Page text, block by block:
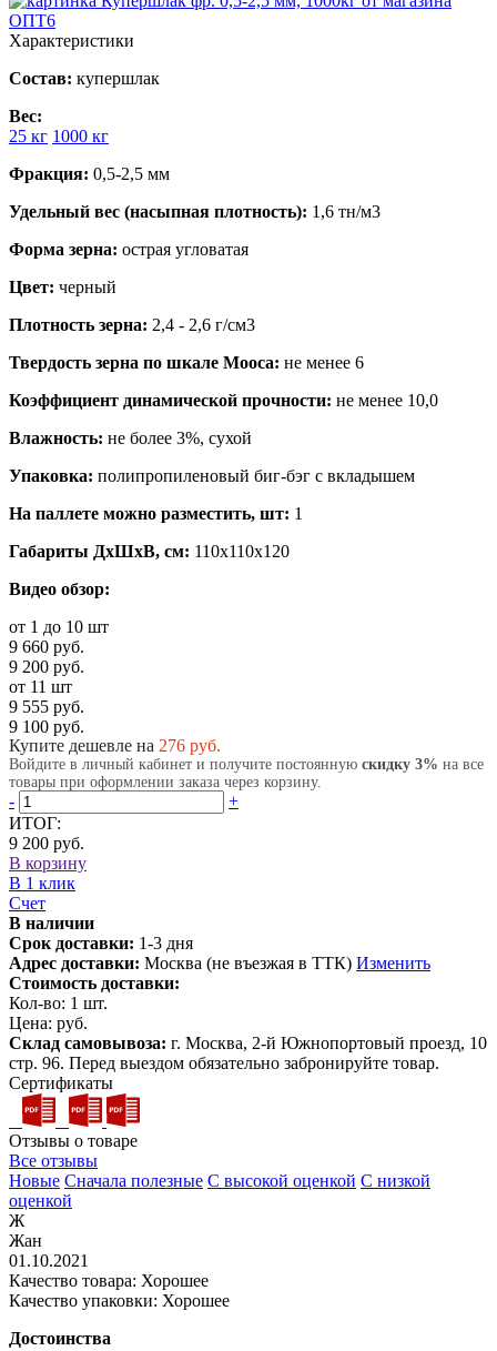
Характеристики
Состав: купершлак
Вес:
25 кг 1000 кг
Фракция: 0,5-2,5 мм
Удельный вес (насыпная плотность): 1,6 тн/м3
Форма зерна: острая угловатая
Цвет: черный
Плотность зерна: 2,4 - 2,6 г/см3
Твердость зерна по шкале Мооса: не менее 6
Коэффициент динамической прочности: не менее 10,0
Влажность: не более 3%, сухой
Упаковка: полипропиленовый биг-бэг с вкладышем
На паллете можно разместить, шт: 1
Габариты ДхШхВ, см: 110x110x120
Видео обзор:
от 1 до 10 шт
9 660 руб.
9 200 руб.
от 11 шт
9 555 руб.
9 100 руб.
Купите дешевле на 276 руб.
Войдите в личный кабинет и получите постоянную скидку 3% на все
товары при оформлении заказа через корзину.
-
+
ИТОГ:
9 200 руб.
В корзину
В 1 клик
Счет
В наличии
Срок доставки: 1-3 дня
Адрес доставки: Москва (не въезжая в ТТК) Изменить
Стоимость доставки:
Кол-во: 1 шт.
Цена: руб.
Склад самовывоза: г. Москва, 2-й Южнопортовый проезд, 10
стр. 96. Перед выездом обязательно забронируйте товар.
Сертификаты
Отзывы о товаре
Все отзывы
Новые Сначала полезные С высокой оценкой С низкой
оценкой
Ж
Жан
01.10.2021
Качество товара: Хорошее
Качество упаковки: Хорошее
Достоинства